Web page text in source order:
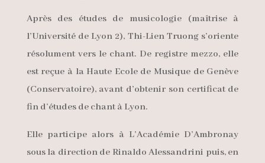
Après des études de musicologie (maîtrise à
l’Université de Lyon 2), Thi-Lien Truong s’oriente
résolument vers le chant. De registre mezzo, elle
est reçue à la Haute Ecole de Musique de Genève
(Conservatoire), avant d’obtenir son certificat de
fin d’études de chant à Lyon.
Elle participe alors à L’Académie D’Ambronay
sous la direction de Rinaldo Alessandrini puis, en